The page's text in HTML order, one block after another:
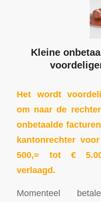
Kleine
Het wordt
om naar de
onbetaalde
kantonrechter
500,= tot €
verlaagd.
Momenteel